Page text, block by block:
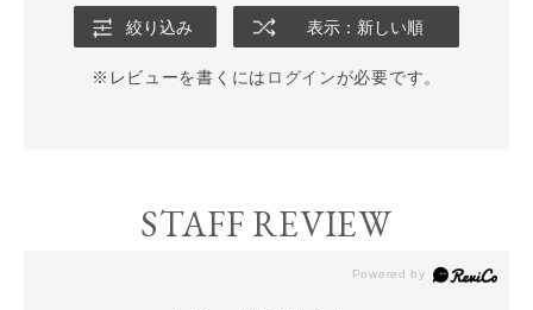
絞り込み 表示：新しい順
※レビューを書くには ログインが必要です。
STAFF REVIEW